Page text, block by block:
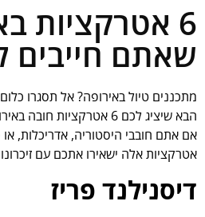
6 אטרקציות
שאתם חייבים
מתכננים טיול באירופה? אל תסגרו
הבא שיציג לכם 6 אטרקציות
אם אתם חובבי היסטוריה, אדריכלות,
אטרקציות אלה ישאירו אתכם עם
דיסנילנד פריז